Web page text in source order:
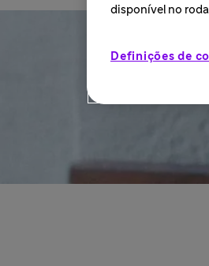
disponível no
Definições de